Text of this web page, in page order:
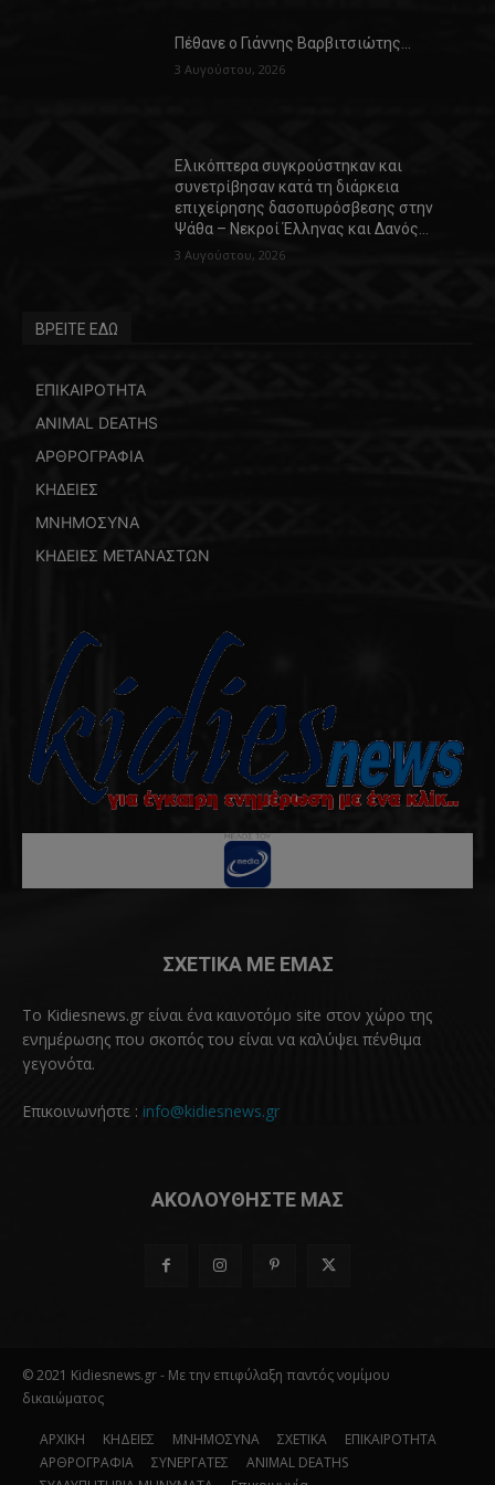
Πέθανε ο Γιάννης Βαρβιτσιώτης…
3 Αυγούστου, 2026
Ελικόπτερα συγκρούστηκαν και
συνετρίβησαν κατά τη διάρκεια
επιχείρησης δασοπυρόσβεσης στην
Ψάθα – Νεκροί Έλληνας και Δανός…
3 Αυγούστου, 2026
ΒΡΕΙΤΕ ΕΔΩ
ΕΠΙΚΑΙΡΟΤΗΤΑ
ANIMAL DEATHS
ΑΡΘΡΟΓΡΑΦΙΑ
ΚΗΔΕΙΕΣ
ΜΝΗΜΟΣΥΝΑ
ΚΗΔΕΙΕΣ ΜΕΤΑΝΑΣΤΩΝ
ΣΧΕΤΙΚΑ ΜΕ ΕΜΑΣ
Το Kidiesnews.gr είναι ένα καινοτόμο site στον χώρο της
ενημέρωσης που σκοπός του είναι να καλύψει πένθιμα
γεγονότα.
Επικοινωνήστε : info@kidiesnews.gr
ΑΚΟΛΟΥΘΗΣΤΕ ΜΑΣ
© 2021 Kidiesnews.gr - Με την επιφύλαξη παντός νομίμου
δικαιώματος
ΑΡΧΙΚΗ ΚΗΔΕΙΕΣ ΜΝΗΜΟΣΥΝΑ ΣΧΕΤΙΚΑ
ΕΠΙΚΑΙΡΟΤΗΤΑ
ΑΡΘΡΟΓΡΑΦΙΑ
ΣΥΝΕΡΓΑΤΕΣ
ANIMAL DEATHS